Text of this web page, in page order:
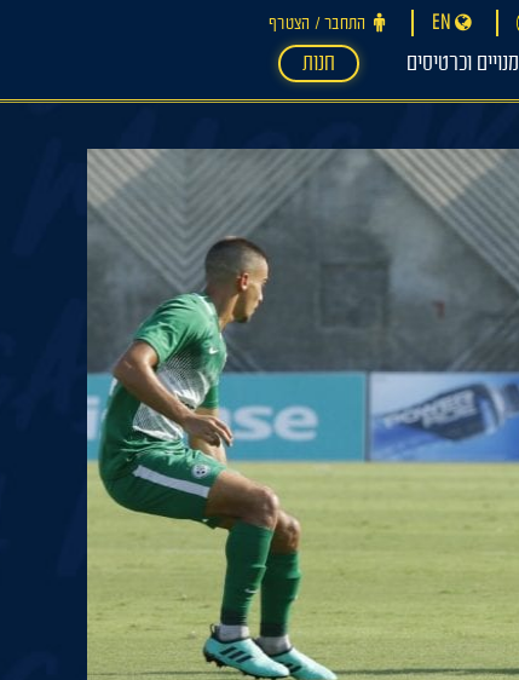
התחבר ‪/‬ הצטרף EN
מנויים וכרטיסים חנות